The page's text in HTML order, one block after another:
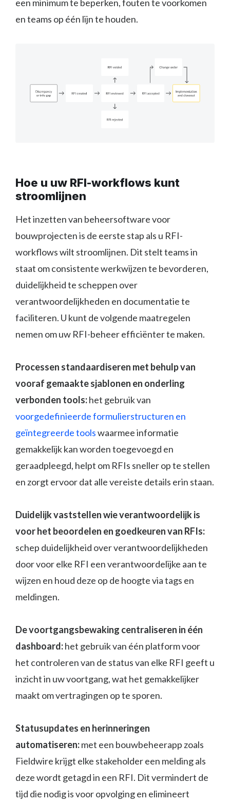
een minimum te beperken, fouten te voorkomen
en teams op één lijn te houden.
Hoe u uw RFI-workflows kunt
stroomlijnen
Het inzetten van beheersoftware voor
bouwprojecten is de eerste stap als u RFI-
workflows wilt stroomlijnen. Dit stelt teams in
staat om consistente werkwijzen te bevorderen,
duidelijkheid te scheppen over
verantwoordelijkheden en documentatie te
faciliteren. U kunt de volgende maatregelen
nemen om uw RFI-beheer efficiënter te maken.
Processen standaardiseren met behulp van
vooraf gemaakte sjablonen en onderling
verbonden tools:het gebruik van
voorgedefinieerde formulierstructuren en
geïntegreerde toolswaarmee informatie
gemakkelijk kan worden toegevoegd en
geraadpleegd, helpt om RFIs sneller op te stellen
en zorgt ervoor dat alle vereiste details erin staan.
Duidelijk vaststellen wie verantwoordelijk is
voor het beoordelen en goedkeuren van RFIs:
schep duidelijkheid over verantwoordelijkheden
door voor elke RFI een verantwoordelijke aan te
wijzen en houd deze op de hoogte via tags en
meldingen.
De voortgangsbewaking centraliseren in één
dashboard:het gebruik van één platform voor
het controleren van de status van elke RFI geeft u
inzicht in uw voortgang, wat het gemakkelijker
maakt om vertragingen op te sporen.
Statusupdates en herinneringen
automatiseren:met een bouwbeheerapp zoals
Fieldwire krijgt elke stakeholder een melding als
deze wordt getagd in een RFI. Dit vermindert de
tijd die nodig is voor opvolging en elimineert